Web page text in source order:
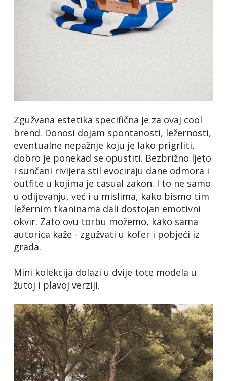
Zgužvana estetika specifična je za ovaj cool
brend. Donosi dojam spontanosti, ležernosti,
eventualne nepažnje koju je lako prigrliti,
dobro je ponekad se opustiti. Bezbrižno ljeto
i sunčani rivijera stil evociraju dane odmora i
outfite u kojima je casual zakon. I to ne samo
u odijevanju, već i u mislima, kako bismo tim
ležernim tkaninama dali dostojan emotivni
okvir. Zato ovu torbu možemo, kako sama
autorica kaže - zgužvati u kofer i pobjeći iz
grada.
Mini kolekcija dolazi u dvije tote modela u
žutoj i plavoj verziji.